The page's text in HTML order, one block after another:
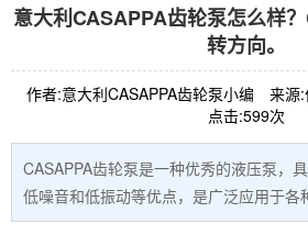
意大利CASAPPA齿轮泵怎么样
转方向。
作者:意大利CASAPPA齿轮泵小编 来源
点击:599次
CASAPPA齿轮泵是一种优秀的液压泵，
低噪音和低振动等优点，是广泛应用于各